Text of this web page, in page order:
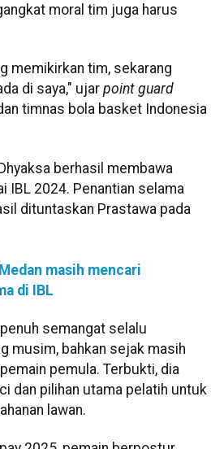
moral tim juga harus
memikirkan tim, sekarang
di saya," ujar point guard
timnas bola basket Indonesia
berhasil membawa
IBL 2024. Penantian selama
dituntaskan Prastawa pada
masih mencari
di IBL
semangat selalu
musim, bahkan sejak masih
pemula. Terbukti, dia
dan pilihan utama pelatih untuk
lawan.